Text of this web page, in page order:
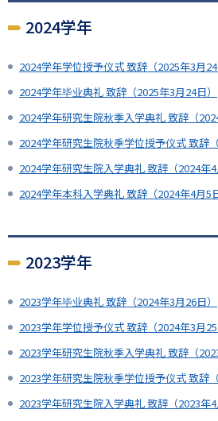
2024学年
2024学年学位授予仪式 致辞（2025年3月24
2024学年毕业典礼 致辞（2025年3月24日）
2024学年研究生院秋季入学典礼 致辞（
2024学年研究生院秋季学位授予仪式 致辞
2024学年研究生院入学典礼 致辞（2024年4
2024学年本科入学典礼 致辞（2024年4月5日
2023学年
2023学年毕业典礼 致辞（2024年3月26日）
2023学年学位授予仪式 致辞（2024年3月25
2023学年研究生院秋季入学典礼 致辞（
2023学年研究生院秋季学位授予仪式 致辞
2023学年研究生院入学典礼 致辞（2023年4